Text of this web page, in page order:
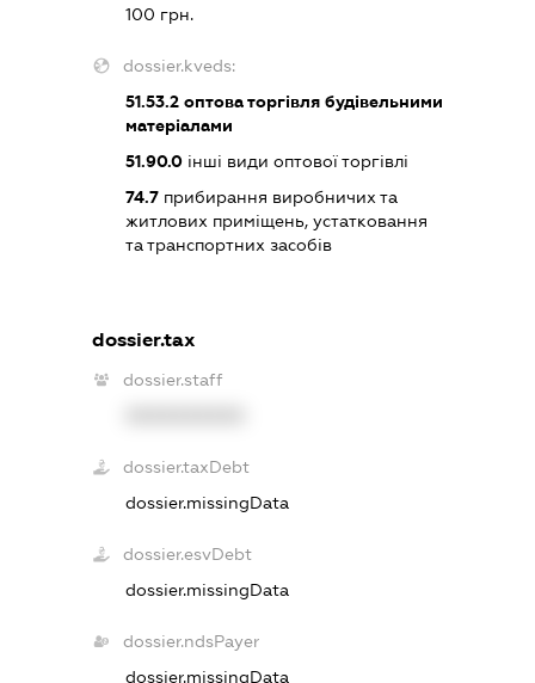
100 грн.
dossier.kveds:
51.53.2оптова торгівля будівельними
матеріалами
51.90.0інші види оптової торгівлі
74.7прибирання виробничих та
житлових приміщень, устатковання
та транспортних засобів
dossier.tax
dossier.staff
dossier.taxDebt
dossier.missingData
dossier.esvDebt
dossier.missingData
dossier.ndsPayer
dossier.missingData